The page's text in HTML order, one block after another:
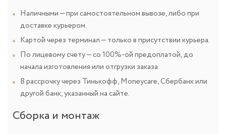
Наличными — при самостоятельном вывозе, либо при
доставке курьером.
Картой через терминал — только в присутствии курьера.
По лицевому счету — со 100%-ой предоплатой, до
начала изготовления или отгрузки заказа.
В рассрочку через Тинькофф, Moneycare, Сбербанк или
другой банк, указанный на сайте.
Сборка и монтаж